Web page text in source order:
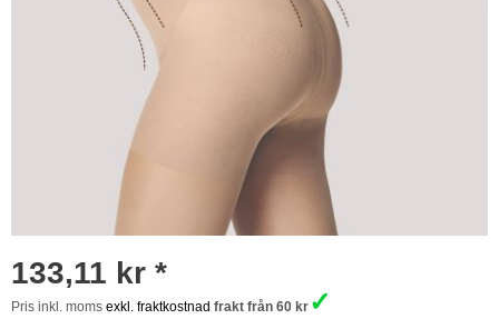
133,11 kr *
Pris inkl. moms exkl. fraktkostnad frakt från 60 kr ✓